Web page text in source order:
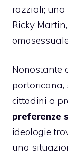
razziali; una
Ricky
Nonostante
portoricana,
cittadini a
preferenze
ideologie
una